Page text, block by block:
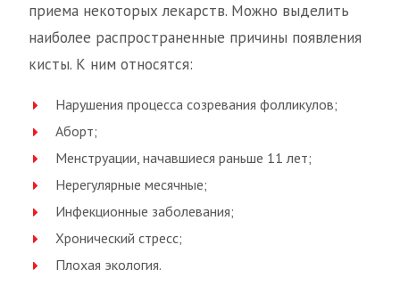
приема некоторых лекарств. Можно выделить
наиболее распространенные причины появления
кисты. К ним относятся:
Нарушения процесса созревания фолликулов;
Аборт;
Менструации, начавшиеся раньше 11 лет;
Нерегулярные месячные;
Инфекционные заболевания;
Хронический стресс;
Плохая экология.